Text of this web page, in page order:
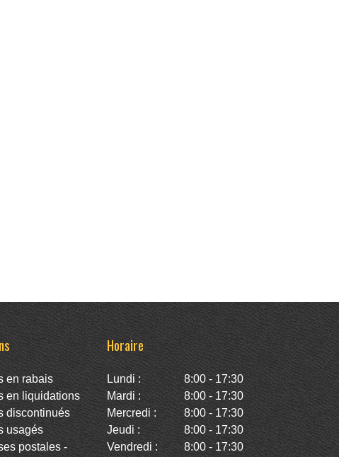
en rabais
liquidations
usagés
postales -
Horaire
Lundi :
8:00 - 17:30
Mardi :
8:00 - 17:30
Mercredi :
8:00 - 17:30
Jeudi :
8:00 - 17:30
Vendredi :
8:00 - 17:30